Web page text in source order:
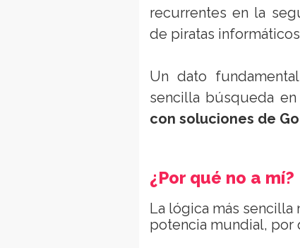
recurrentes en la
de piratas
Un dato
sencilla búsqueda en
con soluciones de
¿Por qué no a mí?
La lógica más sencilla
potencia mundial, por